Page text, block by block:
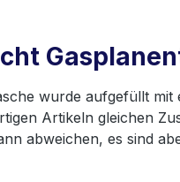
wurde aufgefüllt
Artikeln gleichen
abweichen, es sind